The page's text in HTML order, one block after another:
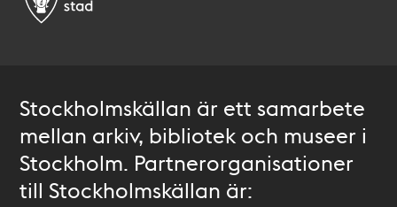
Stockholmskällan är ett samarbete
mellan arkiv, bibliotek och museer i
Stockholm. Partnerorganisationer
till Stockholmskällan är: